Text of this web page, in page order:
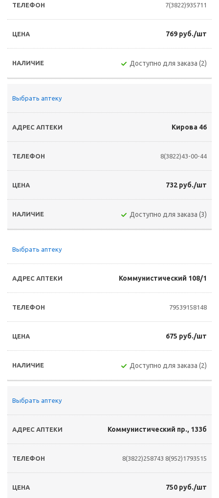
7(3822)935711
769 руб./шт
Доступно для заказа (2)
Выбрать аптеку
Кирова 46
8(3822)43-00-44
732 руб./шт
Доступно для заказа (3)
Выбрать аптеку
Коммунистический 108/1
79539158148
675 руб./шт
Доступно для заказа (2)
Выбрать аптеку
Коммунистический пр., 133б
8(3822)258743 8(952)1793515
750 руб./шт